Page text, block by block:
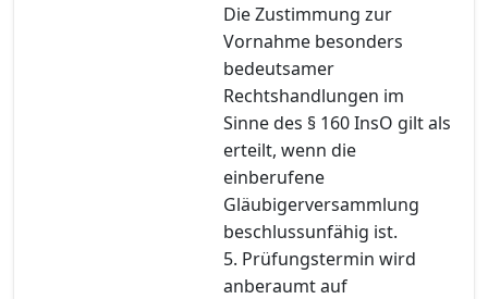
Die Zustimmung zur
Vornahme besonders
bedeutsamer
Rechtshandlungen im
Sinne des § 160 InsO gilt als
erteilt, wenn die
einberufene
Gläubigerversammlung
beschlussunfähig ist.
5. Prüfungstermin wird
anberaumt auf